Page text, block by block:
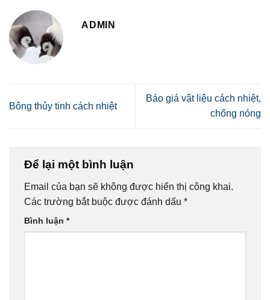
ADMIN
Bông thủy tinh cách nhiệt
Báo giá vật liệu cách nhiệt,
chống nóng
Để lại một bình luận
Email của bạn sẽ không được hiển thị công khai.
Các trường bắt buộc được đánh dấu *
Bình luận *